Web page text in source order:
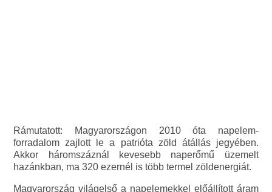
Rámutatott: Magyarországon 2010 óta napelem-
forradalom zajlott le a patrióta zöld átállás jegyében.
Akkor háromszáznál kevesebb naperőmű üzemelt
hazánkban, ma 320 ezernél is több termel zöldenergiát.
Magyarország világelső a napelemekkel előállított áram